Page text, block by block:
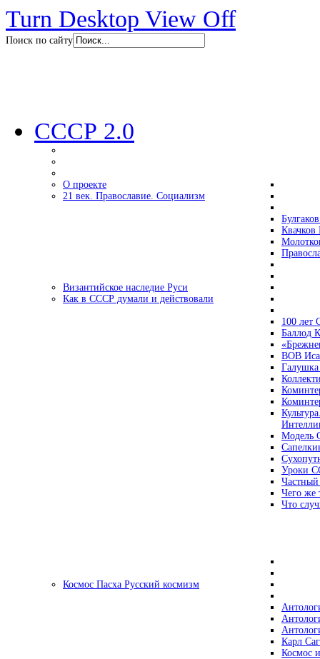
Turn Desktop View Off
Поиск по сайту
СССР 2.0
О проекте
21 век. Православие. Социализм
Византийское наследие Руси
Как в СССР думали и действовали
100 лет
Баллод
ВОВ
Модель
Уроки
Чего же
Что
Космос Пасха Русский космизм
Карл
Космос